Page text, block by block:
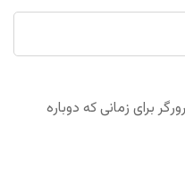
برای زمانی که دوباره